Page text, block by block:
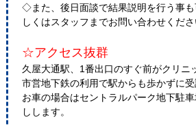
◇また、後日面談で結果説明を行う事
しくはスタッフまでお問い合わせくださ
☆アクセス抜群
久屋大通駅、1番出口のすぐ前がクリニ
市営地下鉄の利用で駅からも歩かずに受
お車の場合はセントラルパーク地下駐
しします。